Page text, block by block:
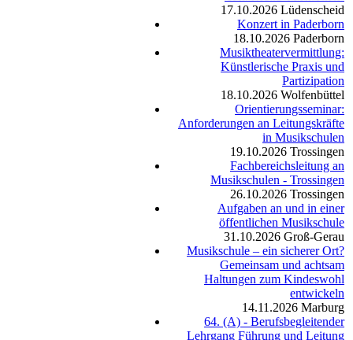
17.10.2026 Lüdenscheid
Konzert in Paderborn
18.10.2026 Paderborn
Musiktheatervermittlung:
Künstlerische Praxis und
Partizipation
18.10.2026 Wolfenbüttel
Orientierungsseminar:
Anforderungen an Leitungskräfte
in Musikschulen
19.10.2026 Trossingen
Fachbereichsleitung an
Musikschulen - Trossingen
26.10.2026 Trossingen
Aufgaben an und in einer
öffentlichen Musikschule
31.10.2026 Groß-Gerau
Musikschule – ein sicherer Ort?
Gemeinsam und achtsam
Haltungen zum Kindeswohl
entwickeln
14.11.2026 Marburg
64. (A) - Berufsbegleitender
Lehrgang Führung und Leitung